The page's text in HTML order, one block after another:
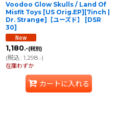
Voodoo Glow Skulls / Land Of
Misfit Toys [US Orig.EP][7inch |
Dr. Strange]【ユーズド】
[DSR
30]
1,180.-(税別)
(税込: 1,298 .-)
在庫わずか
カートに入れる